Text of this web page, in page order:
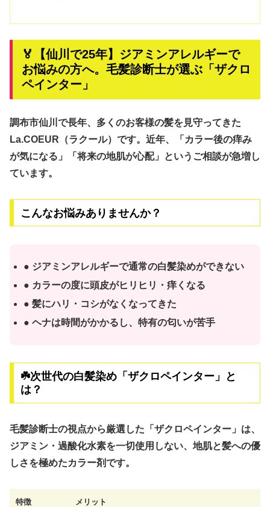
🏅【仙川で25年】ジアミンアレルギーで
お悩みの方へ。毛髪診断士が選ぶ「ザクロ
ペインター」
調布市仙川で長年、多くのお客様の髪を見守ってきた
La.COEUR（ラクール）です。近年、
「カラー後の痒み
が気になる」「将来の地肌が心配」
というご相談が急増し
ています。
こんなお悩みありませんか？
● ジアミンアレルギーで通常の白髪染めができない
● カラーの度に頭皮がヒリヒリ・痒くなる
● 髪にハリ・コシがなくなってきた
● ヘナは時間がかかるし、特有の匂いが苦手
☘️次世代の白髪染め「ザクロペインター」と
は？
毛髪診断士の視点から厳選した 「ザクロペインター」 は、
ジアミン・過酸化水素を一切使用しない、地肌と髪への優
しさを極めたカラー剤です。
特徴 メリット